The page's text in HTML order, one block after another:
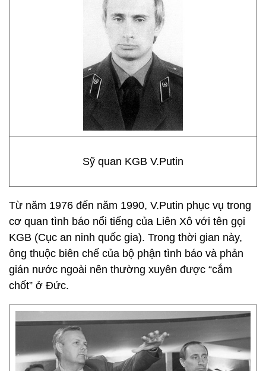
Sỹ quan KGB V.Putin
Từ năm 1976 đến năm 1990, V.Putin phục vụ trong
cơ quan tình báo nổi tiếng của Liên Xô với tên gọi
KGB (Cục an ninh quốc gia). Trong thời gian này,
ông thuộc biên chế của bộ phận tình báo và phản
gián nước ngoài nên thường xuyên được “cắm
chốt” ở Đức.